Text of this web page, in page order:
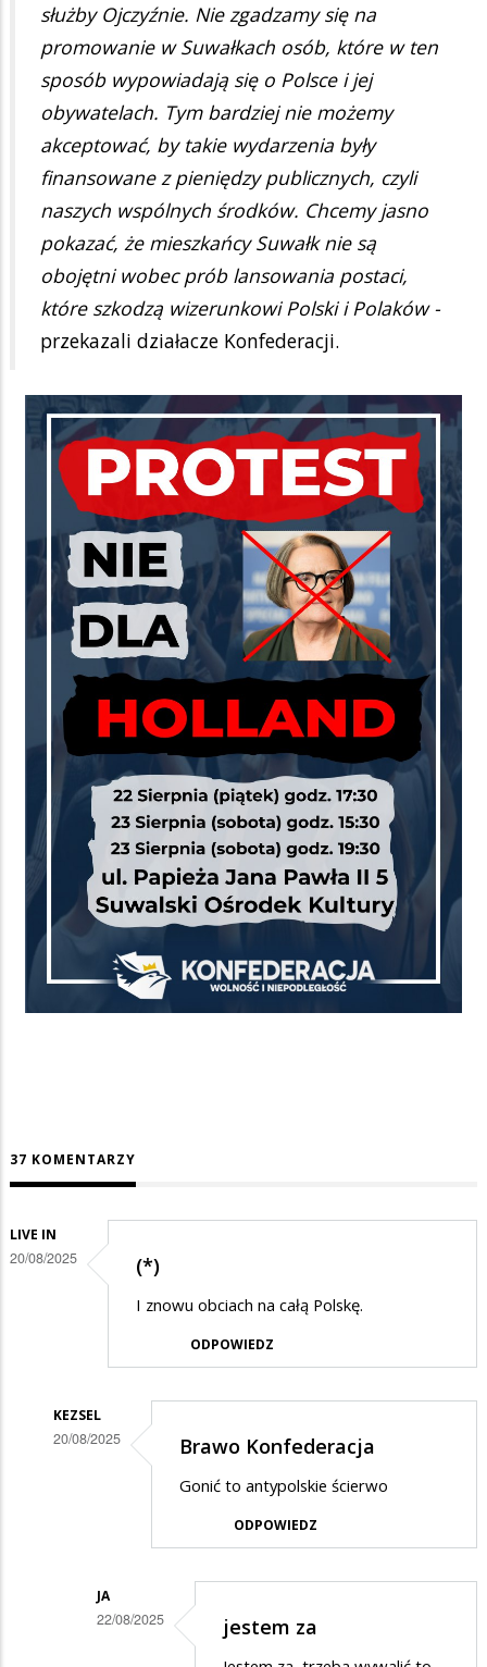
służby Ojczyźnie. Nie zgadzamy się na
promowanie w Suwałkach osób, które w ten
sposób wypowiadają się o Polsce i jej
obywatelach. Tym bardziej nie możemy
akceptować, by takie wydarzenia były
finansowane z pieniędzy publicznych, czyli
naszych wspólnych środków. Chcemy jasno
pokazać, że mieszkańcy Suwałk nie są
obojętni wobec prób lansowania postaci,
które szkodzą wizerunkowi Polski i Polaków -
przekazali działacze Konfederacji.
37 KOMENTARZY
LIVE IN
20/08/2025 (*)
I znowu obciach na całą Polskę.
ODPOWIEDZ
KEZSEL
20/08/2025
odpowiedzi
Brawo Konfederacja
Gonić to antypolskie ścierwo
ODPOWIEDZ
JA
22/08/2025 jestem za